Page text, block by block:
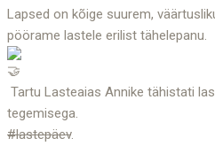
Lapsed on kõige suurem,
pöörame lastele erilist tähelepanu.
Tartu Lasteaias Annike tähistati
tegemisega.
#lastepäev.